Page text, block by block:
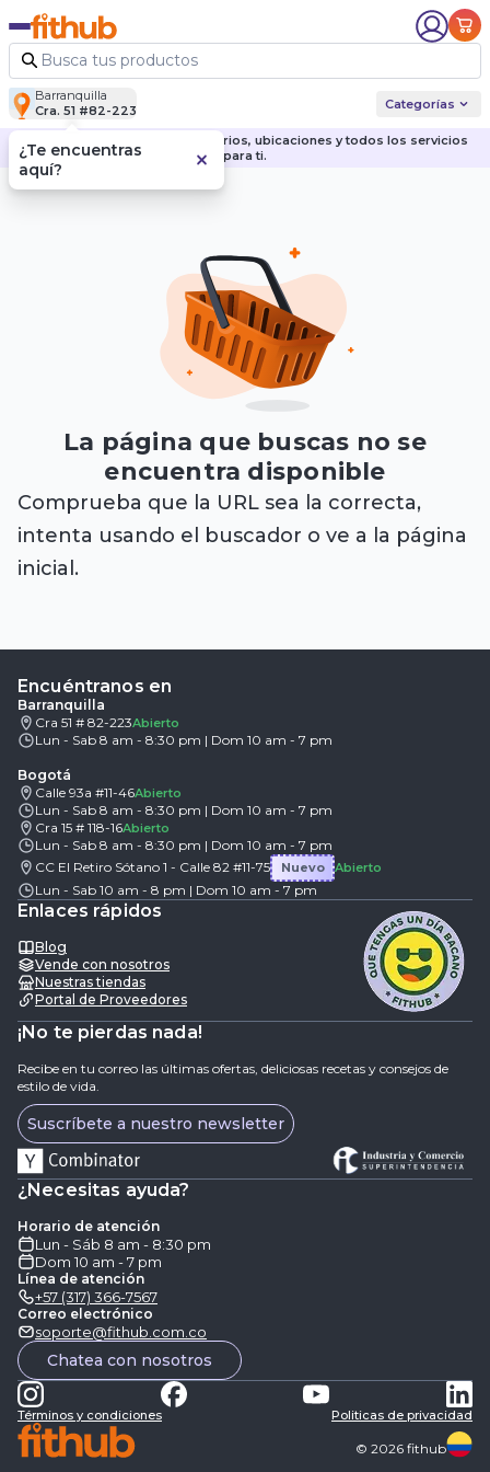
Barranquilla
Cra. 51 #82-223
Categorías
Descubre nuestras sedes, horarios, ubicaciones y todos los servicios
para ti.
La página que buscas no se
encuentra disponible
Comprueba que la URL sea la correcta,
intenta usando el buscador o ve a la página
inicial.
Encuéntranos en
Barranquilla
Cra 51 # 82-223Abierto
Lun - Sab 8 am - 8:30 pm | Dom 10 am - 7 pm
Bogotá
Calle 93a #11-46Abierto
Lun - Sab 8 am - 8:30 pm | Dom 10 am - 7 pm
Cra 15 # 118-16Abierto
Lun - Sab 8 am - 8:30 pm | Dom 10 am - 7 pm
CC El Retiro Sótano 1 - Calle 82 #11-75
Nuevo Abierto
Lun - Sab 10 am - 8 pm | Dom 10 am - 7 pm
Enlaces rápidos
Blog
Vende con nosotros
Nuestras tiendas
Portal de Proveedores
¡No te pierdas nada!
Recibe en tu correo las últimas ofertas, deliciosas recetas y consejos de
estilo de vida.
Suscríbete a nuestro newsletter
¿Necesitas ayuda?
Horario de atención
Lun - Sáb 8 am - 8:30 pm
Dom 10 am - 7 pm
Línea de atención
+57 (317) 366-7567
Correo electrónico
soporte@fithub.com.co
Chatea con nosotros
Términos y condiciones Politicas de privacidad
© 2026 fithub
¿Te encuentras
aquí?